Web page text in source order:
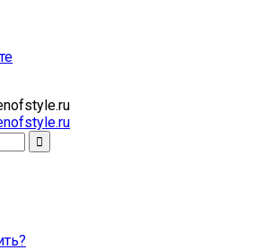
красоте. Истории преображения и
и косметике